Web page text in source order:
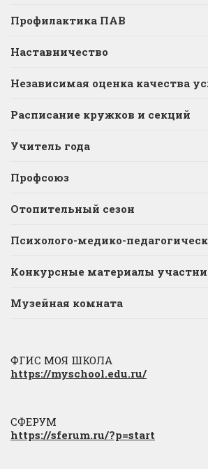
Профилактика ПАВ
Наставничество
Независимая оценка качества
Расписание кружков и секций
Учитель года
Профсоюз
Отопительный сезон
Психолого-медико-
Конкурсные материалы
Музейная комната
ФГИС МОЯ ШКОЛА
https://myschool.edu.ru/
СФЕРУМ
https://sferum.ru/?p=start